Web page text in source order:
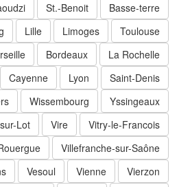
Basse-terre
St.-Benoit
Dzaoudzi
Toulouse
Limoges
La Rochelle
Bordeaux
Marseille
Saint-Denis
Lyon
Cayenne
Yssingeaux
Wissembourg
Vitry-le-Francois
sur-Lot
Villefranche-sur-Saône
Rouergue
Vierzon
Vienne
Vesoul